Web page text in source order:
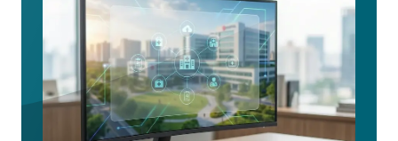
関
け
の
全